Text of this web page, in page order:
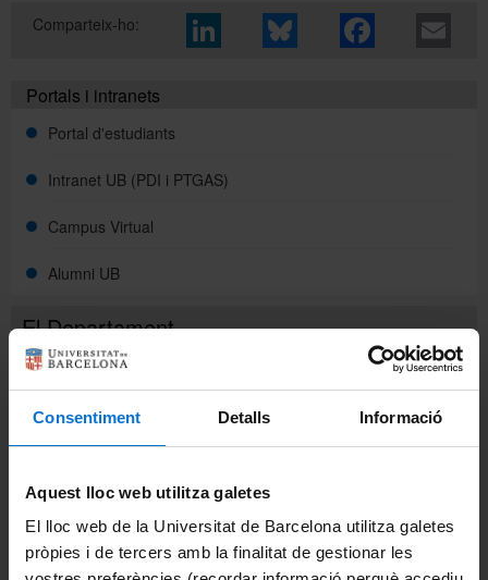
Consentiment Detalls Informació
Aquest lloc web utilitza galetes
El lloc web de la Universitat de Barcelona utilitza galetes
pròpies i de tercers amb la finalitat de gestionar les
El Departament
Història
Actualitat
Direcció
Administració
Comparteix-ho:
Portals i intranets
Portal d'estudiants
Intranet UB (PDI i PTGAS)
Campus Virtual
Alumni UB